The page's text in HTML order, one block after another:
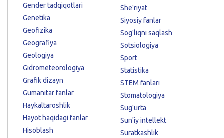
Gender tadqiqotlari
Genetika
Geofizika
Geografiya
Geologiya
Gidrometeorologiya
Grafik dizayn
Gumanitar fanlar
Haykaltaroshlik
Hayot haqidagi fanlar
Hisoblash
She'riyat
Siyosiy fanlar
Sog'liqni saqlash
Sotsiologiya
Sport
Statistika
STEM fanlari
Stomatologiya
Sug'urta
Sun'iy intellekt
Suratkashlik